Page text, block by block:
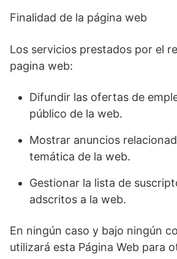
Finalidad de la página web
Los servicios prestados por el
pagina web:
Difundir las ofertas de
público de la web.
Mostrar anuncios
temática de la web.
Gestionar la lista de
adscritos a la web.
En ningún caso y bajo ningún
utilizará esta Página Web para